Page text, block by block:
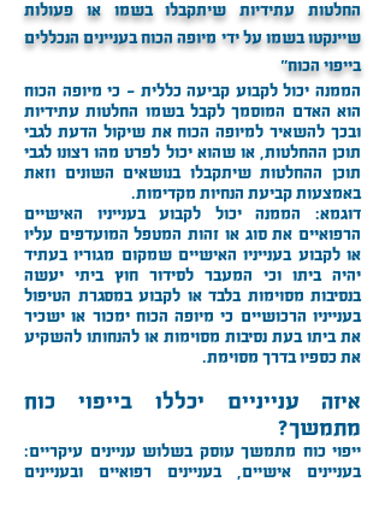
החלטות עתידיות שיתקבלו בשמו או פעולות
שיינקטו בשמו על ידי מיופה הכוח בעניינים הנכללים
בייפוי הכוח"
הממנה יכול לקבוע קביעה כללית - כי מיופה הכוח
הוא האדם המוסמך לקבל בשמו החלטות עתידיות
ובכך להשאיר למיופה הכוח את שיקול הדעת לגבי
תוכן ההחלטות, או שהוא יכול לפרט מהו רצונו לגבי
תוכן ההחלטות שיתקבלו בנושאים השונים וזאת
באמצעות קביעת הנחיות מקדימות.
דוגמא: הממנה יכול לקבוע בענייניו האישיים
הרפואיים את סוג או זהות המטפל המועדפים עליו
או לקבוע בענייניו האישיים שמקום מגוריו בעתיד
יהיה ביתו וכי המעבר לסידור חוץ ביתי יעשה
בנסיבות מסוימות בלבד או לקבוע במסגרת הטיפול
בענייניו הרכושיים כי מיופה הכוח ימכור או ישכיר
את ביתו בעת נסיבות מסוימות או להנחותו להשקיע
את כספיו בדרך מסוימת.
איזה ענייניים יכללו בייפוי כוח
מתמשך?
ייפוי כוח מתמשך עוסק בשלוש עניינים עיקריים:
בעניינים אישיים, בעניינים רפואיים ובעניינים